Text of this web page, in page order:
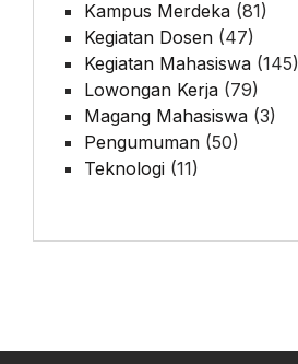
Kampus Merdeka (81)
Kegiatan Dosen (47)
Kegiatan Mahasiswa (145)
Lowongan Kerja (79)
Magang Mahasiswa (3)
Pengumuman (50)
Teknologi (11)